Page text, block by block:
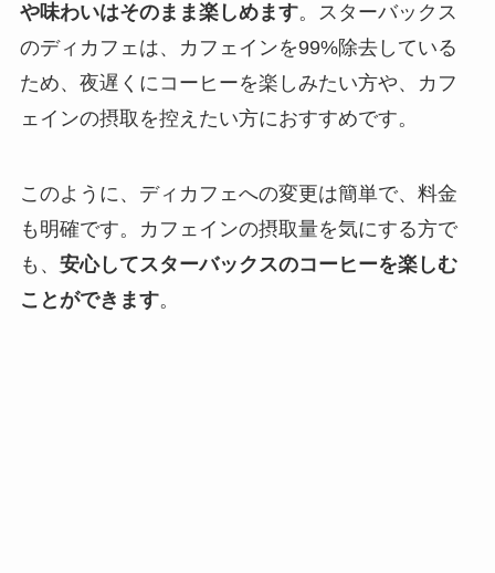
や味わいはそのまま楽しめます。スターバックス
のディカフェは、カフェインを99%除去している
ため、夜遅くにコーヒーを楽しみたい方や、カフ
ェインの摂取を控えたい方におすすめです。
このように、ディカフェへの変更は簡単で、料金
も明確です。カフェインの摂取量を気にする方で
も、 安心してスターバックスのコーヒーを楽しむ
ことができます。